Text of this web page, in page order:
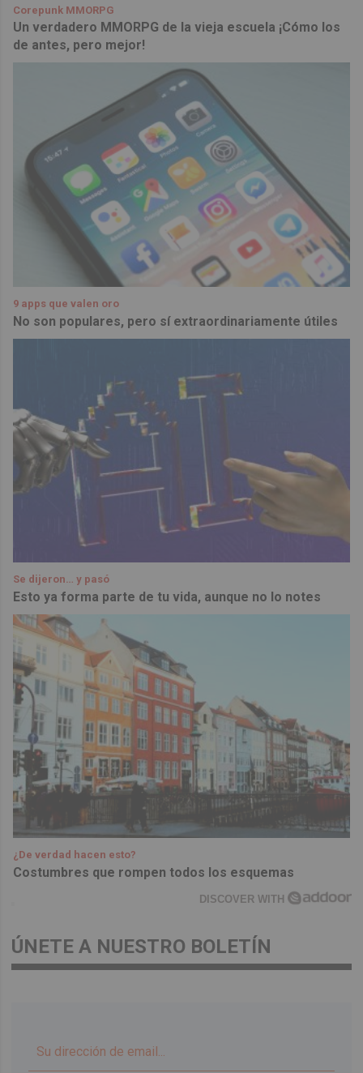
Corepunk MMORPG
Un verdadero MMORPG de la vieja escuela ¡Cómo los
de antes, pero mejor!
9 apps que valen oro
No son populares, pero sí extraordinariamente útiles
Se dijeron… y pasó
Esto ya forma parte de tu vida, aunque no lo notes
¿De verdad hacen esto?
Costumbres que rompen todos los esquemas
DISCOVER WITH
ÚNETE A NUESTRO BOLETÍN